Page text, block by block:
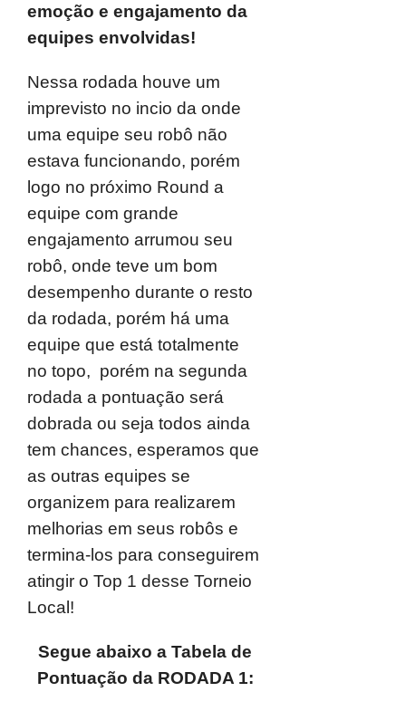
emoção e engajamento da
equipes envolvidas!
Nessa rodada houve um
imprevisto no incio da onde
uma equipe seu robô não
estava funcionando, porém
logo no próximo Round a
equipe com grande
engajamento arrumou seu
robô, onde teve um bom
desempenho durante o resto
da rodada, porém há uma
equipe que está totalmente
no topo, porém na segunda
rodada a pontuação será
dobrada ou seja todos ainda
tem chances, esperamos que
as outras equipes se
organizem para realizarem
melhorias em seus robôs e
termina-los para conseguirem
atingir o Top 1 desse Torneio
Local!
Segue abaixo a Tabela de
Pontuação da RODADA 1: